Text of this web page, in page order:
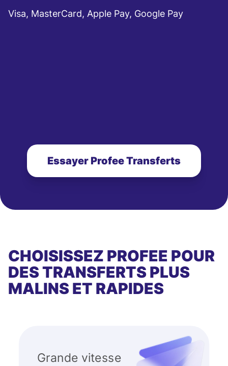
Visa, MasterCard, Apple Pay, Google Pay
Essayer Profee Transferts
CHOISISSEZ PROFEE POUR
DES TRANSFERTS PLUS
MALINS ET RAPIDES
Grande vitesse